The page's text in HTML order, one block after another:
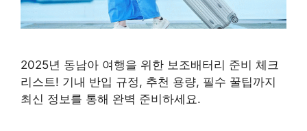
2025년 동남아 여행을 위한 보조배터리 준비 체크
리스트! 기내 반입 규정, 추천 용량, 필수 꿀팁까지
최신 정보를 통해 완벽 준비하세요.